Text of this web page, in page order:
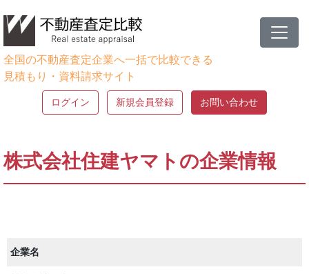
全国の不動産査定企業へ一括で比較できる
見積もり・資料請求サイト
ログイン 新規会員登録 お問い合わせ
株式会社住建ヤマトの企業情報
企業名